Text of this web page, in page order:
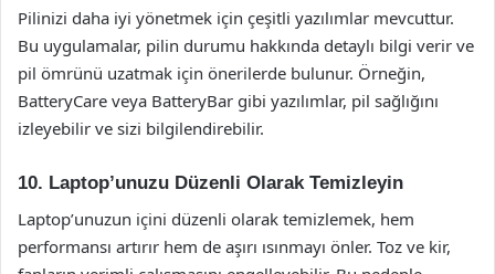
Pilinizi daha iyi yönetmek için çeşitli yazılımlar mevcuttur.
Bu uygulamalar, pilin durumu hakkında detaylı bilgi verir ve
pil ömrünü uzatmak için önerilerde bulunur. Örneğin,
BatteryCare veya BatteryBar gibi yazılımlar, pil sağlığını
izleyebilir ve sizi bilgilendirebilir.
10. Laptop’unuzu Düzenli Olarak Temizleyin
Laptop’unuzun içini düzenli olarak temizlemek, hem
performansı artırır hem de aşırı ısınmayı önler. Toz ve kir,